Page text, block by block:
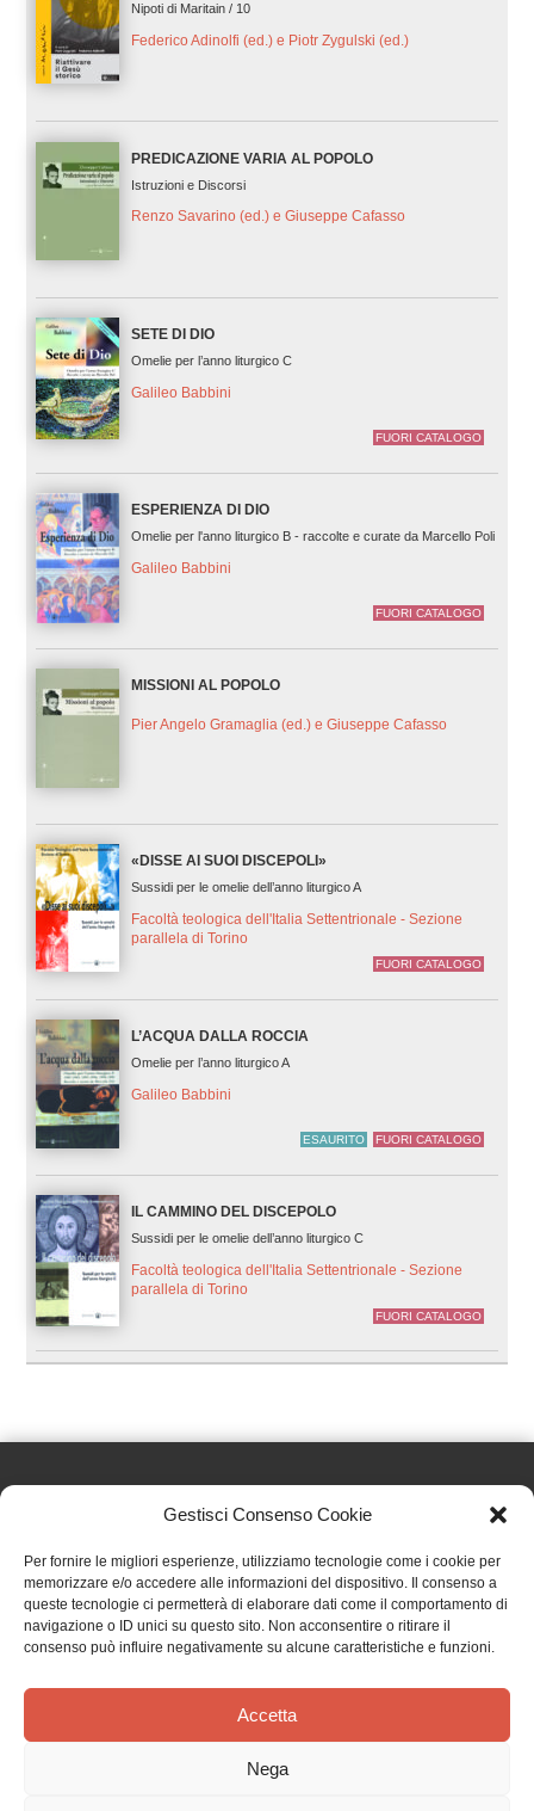
Gestisci Consenso Cookie
Per fornire le migliori esperienze, utilizziamo tecnologie come i cookie per
memorizzare e/o accedere alle informazioni del dispositivo. Il consenso a
queste tecnologie ci permetterà di elaborare dati come il comportamento di
navigazione o ID unici su questo sito. Non acconsentire o ritirare il
consenso può influire negativamente su alcune caratteristiche e funzioni.
Accetta
Nega
Nipoti di Maritain / 10
Federico Adinolfi (ed.) e Piotr Zygulski (ed.)
PREDICAZIONE VARIA AL POPOLO
Istruzioni e Discorsi
Renzo Savarino (ed.) e Giuseppe Cafasso
SETE DI DIO
Omelie per l’anno liturgico C
Galileo Babbini
FUORI CATALOGO
ESPERIENZA DI DIO
Omelie per l'anno liturgico B - raccolte e curate da Marcello Poli
Galileo Babbini
FUORI CATALOGO
MISSIONI AL POPOLO
Pier Angelo Gramaglia (ed.) e Giuseppe Cafasso
«DISSE AI SUOI DISCEPOLI»
Sussidi per le omelie dell’anno liturgico A
Facoltà teologica dell'Italia Settentrionale - Sezione
parallela di Torino
FUORI CATALOGO
L’ACQUA DALLA ROCCIA
Omelie per l’anno liturgico A
Galileo Babbini
ESAURITO FUORI CATALOGO
IL CAMMINO DEL DISCEPOLO
Sussidi per le omelie dell’anno liturgico C
Facoltà teologica dell'Italia Settentrionale - Sezione
parallela di Torino
FUORI CATALOGO
Effatà Editrice di Pellegrino Paolo SAS
C.F. e P.IVA 09655250018
Via Tre Denti, 1 - 10060 Cantalupa (TO)
Telefono: (+39) 0121 353452 - Fax: (+39) 0121 353839
TERMINI E CONDIZIONI